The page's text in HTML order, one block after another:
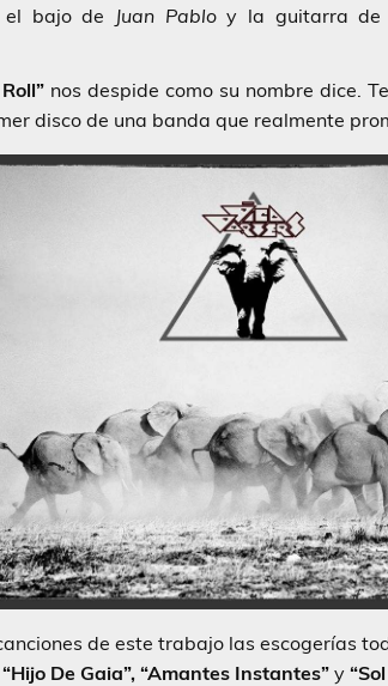
el bajo de Juan Pabloy la guitarra de
nos despide como su nombre dice.
disco de una banda que realmente
de este trabajo las escogerías
“Hijo De Gaia”, “Amantes Instantes” y